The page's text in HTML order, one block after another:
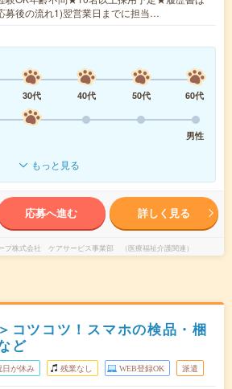
募後の流れ1)翌営業日までに担当…
30代 40代 50代
60代
男性
もっと見る
応募へ進む 詳しく見る
プ株式会社 ケアサービス事業部 （医療福祉介護関連）
コツコツ！スマホの検品・梱
ど
日が休み 残業なし WEB登録OK 派遣